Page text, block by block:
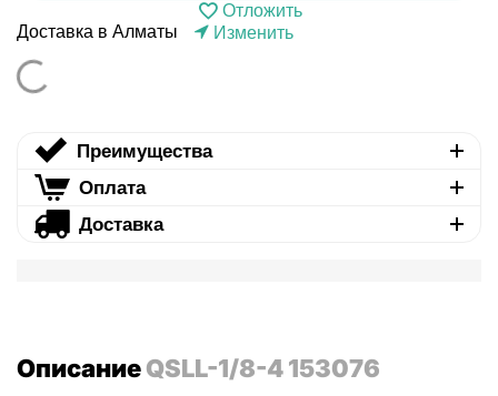
Отложить
Доставка в Алматы
Изменить
Преимущества
Оплата
Доставка
ОписаниеQSLL-1/8-4 153076